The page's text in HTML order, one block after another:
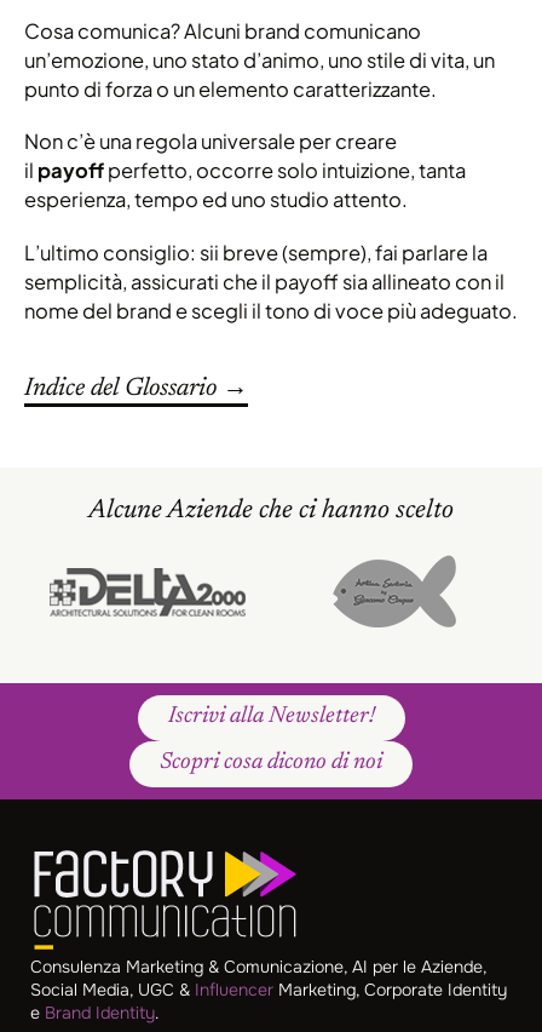
Cosa comunica? Alcuni brand comunicano
un’emozione, uno stato d’animo, uno stile di vita, un
punto di forza o un elemento caratterizzante.
Non c’è una regola universale per creare
il payoffperfetto, occorre solo intuizione, tanta
esperienza, tempo ed uno studio attento.
L’ultimo consiglio: sii breve (sempre), fai parlare la
semplicità, assicurati che il payoff sia allineato con il
nome del brand e scegli il tono di voce più adeguato.
Indice del Glossario →
Alcune Aziende che ci hanno scelto
Iscrivi alla Newsletter!
Scopri cosa dicono di noi
Consulenza Marketing & Comunicazione, AI per le Aziende,
Social Media, UGC & Influencer Marketing, Corporate Identity
e Brand Identity.